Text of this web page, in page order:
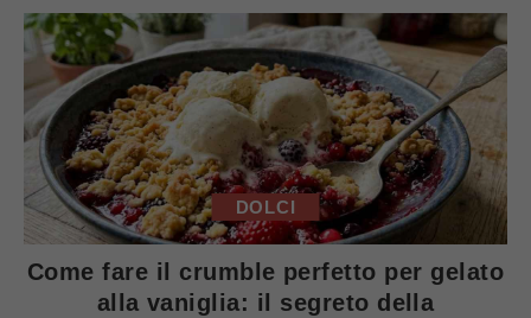
DOLCI
Come fare il crumble perfetto per gelato
alla vaniglia: il segreto della